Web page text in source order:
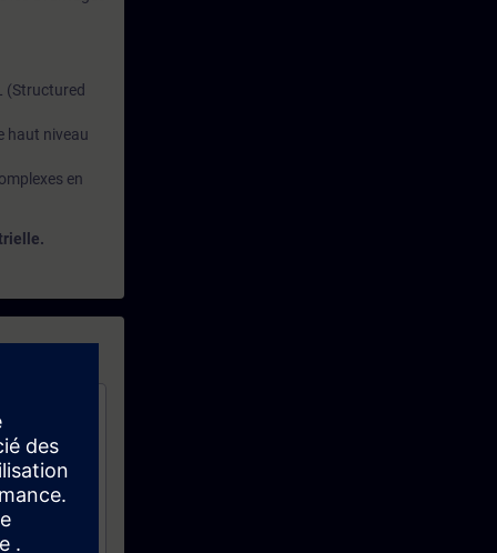
(Structured
haut niveau
en